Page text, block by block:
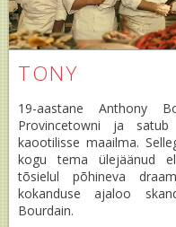
TONY
19-aastane Anthony
Provincetowni ja satub
kaootilisse maailma.
kogu tema ülejäänud
tõsielul põhineva
kokanduse ajaloo
Bourdain.